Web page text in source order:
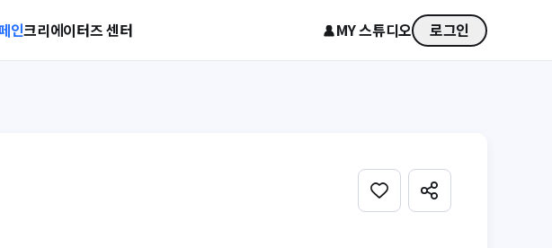
인크리에이터즈 센터 MY 스튜디오 로그인